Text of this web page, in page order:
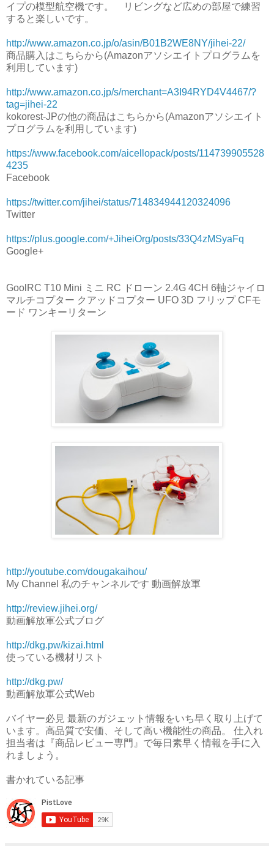
イプの模型航空機です。 リビングなど広めの部屋で練習
すると楽しいです。
http://www.amazon.co.jp/o/asin/B01B2WE8NY/jihei-22/
商品購入はこちらから(Amazonアソシエイトプログラムを
利用しています)
http://www.amazon.co.jp/s/merchant=A3I94RYD4V4467/?
tag=jihei-22
kokorest-JPの他の商品はこちらから(Amazonアソシエイト
プログラムを利用しています)
https://www.facebook.com/aicellopack/posts/114739905528
4235
Facebook
https://twitter.com/jihei/status/714834944120324096
Twitter
https://plus.google.com/+JiheiOrg/posts/33Q4zMSyaFq
Google+
GoolRC T10 Mini ミニ RC ドローン 2.4G 4CH 6軸ジャイロ
マルチコプター クアッドコプター UFO 3D フリップ CFモ
ード ワンキーリターン
http://youtube.com/dougakaihou/
My Channel 私のチャンネルです 動画解放軍
http://review.jihei.org/
動画解放軍公式ブログ
http://dkg.pw/kizai.html
使っている機材リスト
http://dkg.pw/
動画解放軍公式Web
バイヤー必見 最新のガジェット情報をいち早く取り上げて
います。高品質で安価、そして高い機能性の商品。 仕入れ
担当者は『商品レビュー専門』で毎日素早く情報を手に入
れましょう。
書かれている記事